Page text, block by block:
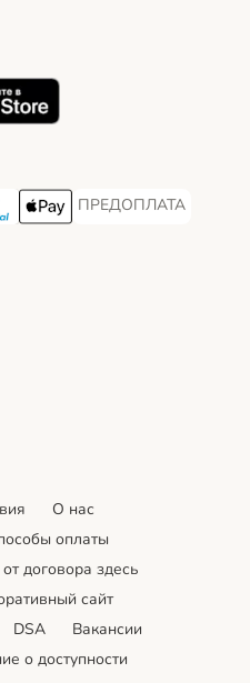
Method
Method
Payment Method
Apple Pay Payment Method
ПРЕДОПЛАТА
ПРЕДОПЛАТА
О нас
оплаты
договора здесь
сайт
DSA
Вакансии
о доступности